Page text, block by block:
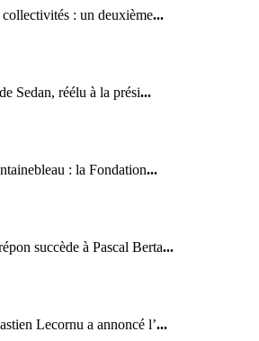
: un deuxième...
Sedan, réélu à la prési...
: la Fondation...
succède à Pascal Berta...
Lecornu a annoncé l’...